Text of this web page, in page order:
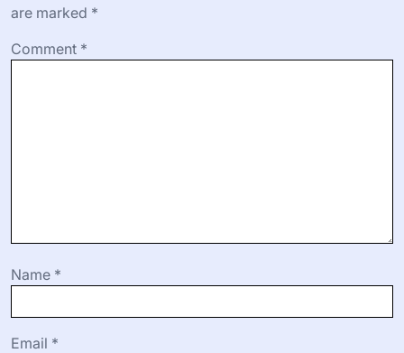
are marked *
Comment *
Name *
Email *